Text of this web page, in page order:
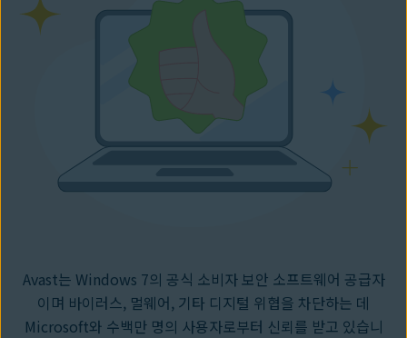
Avast는 Windows 7의 공식 소비자 보안 소프트웨어 공급자
이며 바이러스, 멀웨어, 기타 디지털 위협을 차단하는 데
Microsoft와 수백만 명의 사용자로부터 신뢰를 받고 있습니